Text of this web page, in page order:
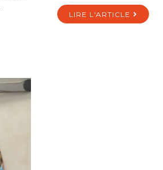
LIRE L'ARTICLE